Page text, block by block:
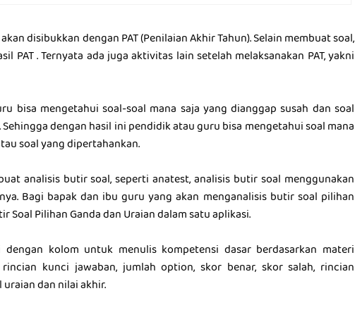
disibukkan dengan PAT (Penilaian Akhir Tahun). Selain membuat soal,
PAT . Ternyata ada juga aktivitas lain setelah melaksanakan PAT, yakni
bisa mengetahui soal-soal mana saja yang dianggap susah dan soal
dengan hasil ini pendidik atau guru bisa mengetahui soal mana
soal yang dipertahankan.
analisis butir soal, seperti anatest, analisis butir soal menggunakan
Bagi bapak dan ibu guru yang akan menganalisis butir soal pilihan
Soal Pilihan Ganda dan Uraian dalam satu aplikasi.
kolom untuk menulis kompetensi dasar berdasarkan materi
kunci jawaban, jumlah option, skor benar, skor salah, rincian
dan nilai akhir.